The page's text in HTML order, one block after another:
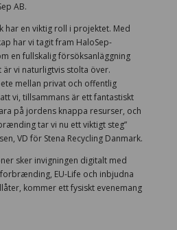
AB.
har en viktig roll i projektet. Med
har vi tagit fram HaloSep-
en fullskalig försöksanläggning
vi naturligtvis stolta över.
mellan privat och offentlig
vi, tillsammans är ett fantastiskt
på jordens knappa resurser, och
tar vi nu ett viktigt steg”
VD för Stena Recycling Danmark.
sker invigningen digitalt med
EU-Life och inbjudna
kommer ett fysiskt evenemang